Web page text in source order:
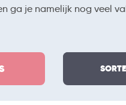
ga je namelijk nog veel
De van oorsprong
Je kunt onder meer
bij het bedrijf
te zijn dat je teveel
altijd voorzien van